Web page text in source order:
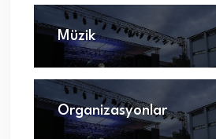
Müzik
Organizasyonlar